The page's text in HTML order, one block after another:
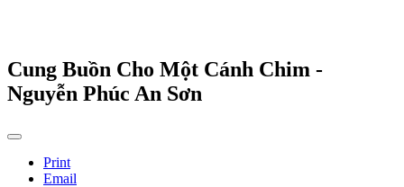
Cung Buồn Cho Một Cánh Chim -
Nguyễn Phúc An Sơn
Print
Email